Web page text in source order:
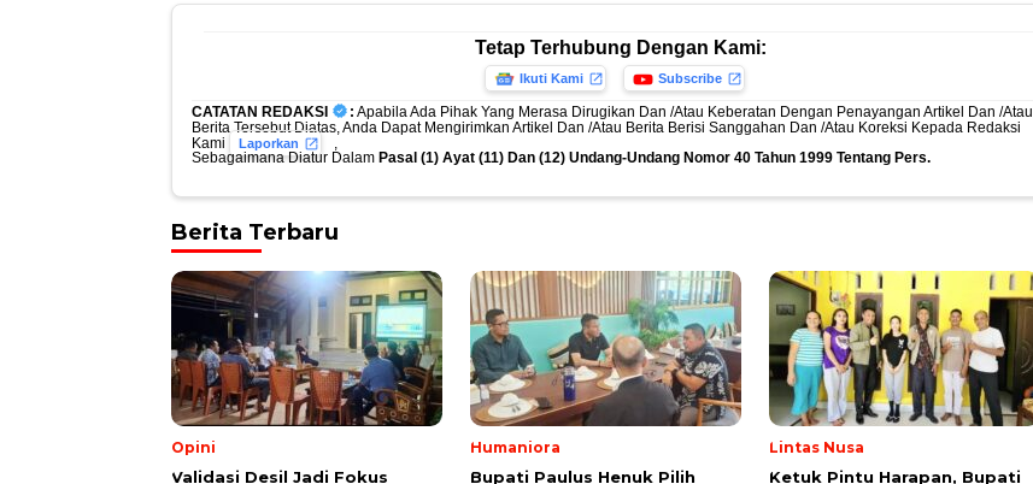
Tetap Terhubung Dengan Kami:
Ikuti Kami Subscribe
CATATAN REDAKSI : Apabila Ada Pihak Yang Merasa Dirugikan Dan /Atau Keberatan Dengan Penayangan Artikel Dan /Atau
Berita Tersebut Diatas, Anda Dapat Mengirimkan Artikel Dan /Atau Berita Berisi Sanggahan Dan /Atau Koreksi Kepada Redaksi
Kami
Laporkan
,
Sebagaimana Diatur Dalam Pasal (1) Ayat (11) Dan (12) Undang-Undang Nomor 40 Tahun 1999 Tentang Pers.
Berita Terbaru
Opini
Validasi Desil Jadi Fokus
Humaniora
Bupati Paulus Henuk Pilih
Lintas Nusa
Ketuk Pintu Harapan, Bupati